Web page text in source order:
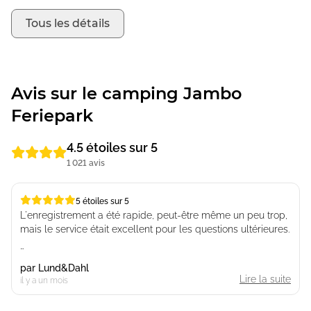
Tous les détails
Avis sur le camping Jambo
Feriepark
4.5 étoiles sur 5
1 021 avis
5 étoiles sur 55 étoiles sur 5
L'enregistrement a été rapide, peut-être même un peu trop,
mais le service était excellent pour les questions ultérieures.
Le chalet de camping est agréable, mais par exemple, la
poêle était très usée ; elle a été remplacée sans problème.
par Lund&Dahl
il y a un mois Lire la suite